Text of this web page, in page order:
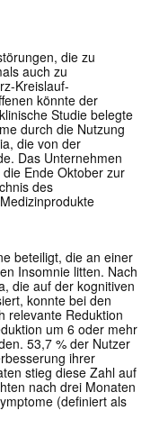
die zu
auch zu
Kreislauf-
könnte der
Studie belegte
durch die Nutzung
die von der
Das Unternehmen
Ende Oktober zur
des
beteiligt, die an einer
Insomnie litten. Nach
die auf der kognitiven
konnte bei den
relevante Reduktion
um 6 oder mehr
53,7 % der Nutzer
ihrer
stieg diese Zahl auf
nach drei Monaten
(definiert als